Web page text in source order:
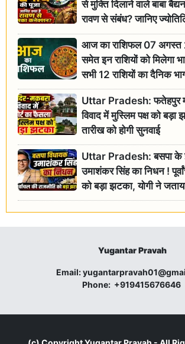
से मुक्ति दिलाने वाले बाबा
रावण से संबंध? जानिए
आज का राशिफल 07
समेत इन राशियों को मिलेगा
सभी 12 राशियों का दैनिक
Uttar Pradesh: फतेहपुर
विवाद में मुस्लिम पक्ष को
तारीख को होगी सुनवाई
Uttar Pradesh: बसपा के
उमाशंकर सिंह का निधन !
को बड़ा झटका, योगी ने
Yugantar Pravah
Email:
Phone: +919415676646